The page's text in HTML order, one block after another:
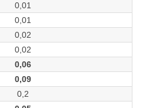
0,01
0,01
0,02
0,02
0,06
0,09
0,2